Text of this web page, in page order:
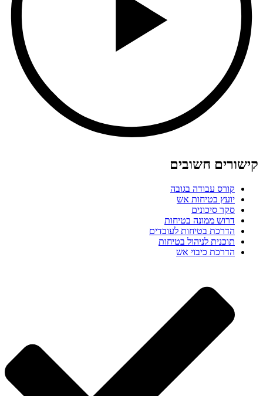
קישורים חשובים
קורס עבודה בגובה
יועץ בטיחות אש
סקר סיכונים
דרוש ממונה בטיחות
הדרכת בטיחות לעובדים
תוכנית לניהול בטיחות
הדרכת כיבוי אש